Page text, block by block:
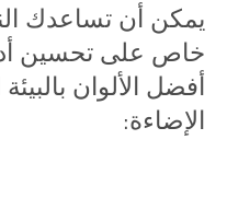
يمكن أن تساعدك
خاص على تحسين
أفضل الألوان
الإضاءة: